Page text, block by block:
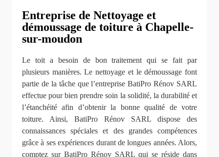
Entreprise de Nettoyage et
démoussage de toiture à Chapelle-
sur-moudon
Le toit a besoin de bon traitement qui se fait par
plusieurs manières. Le nettoyage et le démoussage font
partie de la tâche que l’entreprise BatiPro Rénov SARL
effectue pour bien prendre soin la solidité, la durabilité et
l’étanchéité afin d’obtenir la bonne qualité de votre
toiture. Ainsi, BatiPro Rénov SARL dispose des
connaissances spéciales et des grandes compétences
grâce à ses expériences durant de longues années. Alors,
comptez sur BatiPro Rénov SARL qui se réside dans